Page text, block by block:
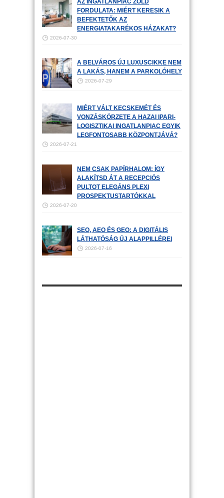
AZ INGATLANPIAC ZÖLD
FORDULATA: MIÉRT KERESIK A
BEFEKTETŐK AZ
ENERGIATAKARÉKOS HÁZAKAT?
2026-07-30
A BELVÁROS ÚJ LUXUSCIKKE NEM
A LAKÁS, HANEM A PARKOLÓHELY
2026-07-29
MIÉRT VÁLT KECSKEMÉT ÉS
VONZÁSKÖRZETE A HAZAI IPARI-
LOGISZTIKAI INGATLANPIAC EGYIK
LEGFONTOSABB KÖZPONTJÁVÁ?
2026-07-21
NEM CSAK PAPÍRHALOM: ÍGY
ALAKÍTSD ÁT A RECEPCIÓS
PULTOT ELEGÁNS PLEXI
PROSPEKTUSTARTÓKKAL
2026-07-20
SEO, AEO ÉS GEO: A DIGITÁLIS
LÁTHATÓSÁG ÚJ ALAPPILLÉREI
2026-07-16